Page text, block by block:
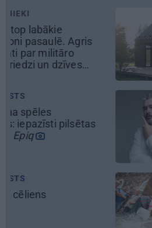
Līga un
māju:
ienāk māju
Pēteris
Kamēr
ziedu
Lietuvas